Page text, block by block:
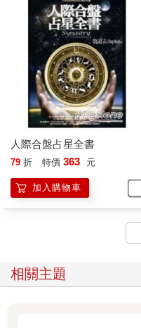
人際合盤占星全書
79 折 特價 363 元
加入購物車
相關主題